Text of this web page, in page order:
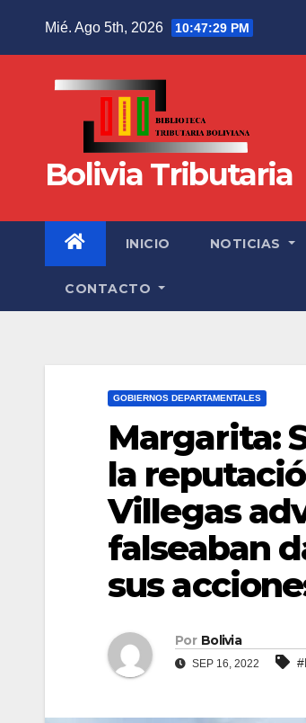
Mié. Ago 5th, 2026 10:47:30 PM
Bolivia Tributaria
INICIO NOTICIAS
CONTACTO
GOBIERNOS DEPARTAMENTALES
Margarita:
la
Villegas
falseaban
sus
Por Bolivia
SEP 16, 2022